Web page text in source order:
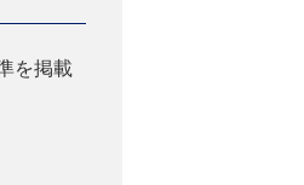
を掲載